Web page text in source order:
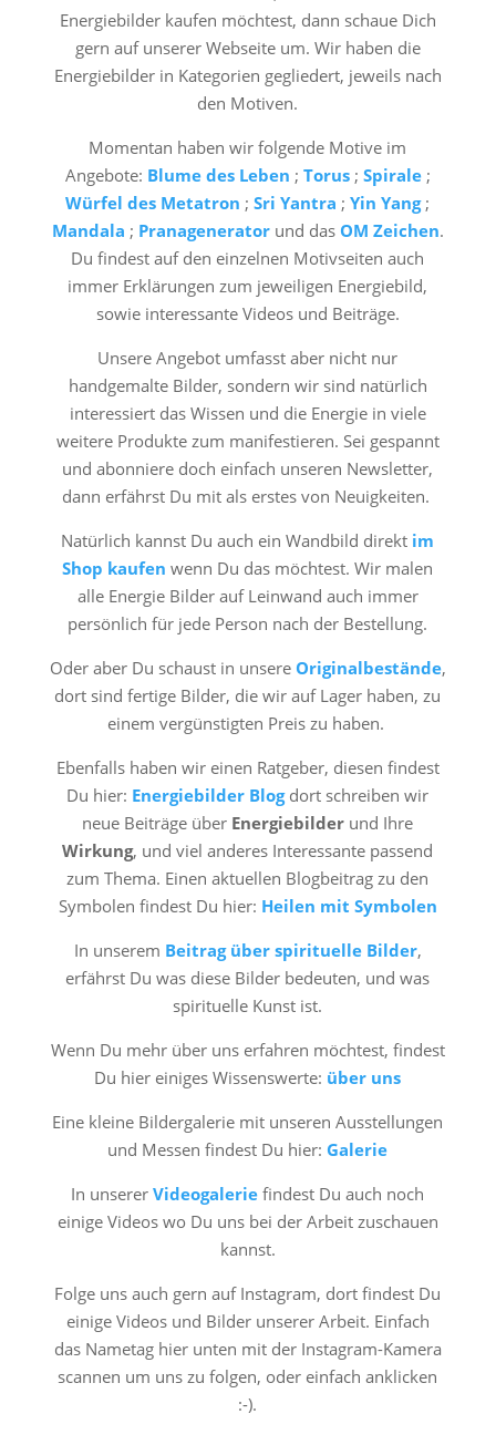
Energiebilder kaufen möchtest, dann schaue Dich
gern auf unserer Webseite um. Wir haben die
Energiebilder in Kategorien gegliedert, jeweils nach
den Motiven.
Momentan haben wir folgende Motive im
Angebote: Blume des Leben ; Torus ; Spirale ;
Würfel des Metatron ;Sri Yantra ;Yin Yang;
Mandala ; Pranagenerator und das OM Zeichen.
Du findest auf den einzelnen Motivseiten auch
immer Erklärungen zum jeweiligen Energiebild,
sowie interessante Videos und Beiträge.
Unsere Angebot umfasst aber nicht nur
handgemalte Bilder, sondern wir sind natürlich
interessiert das Wissen und die Energie in viele
weitere Produkte zum manifestieren. Sei gespannt
und abonniere doch einfach unseren Newsletter,
dann erfährst Du mit als erstes von Neuigkeiten.
Natürlich kannst Du auch ein Wandbild direkt im
Shop kaufen wenn Du das möchtest. Wir malen
alle Energie Bilder auf Leinwand auch immer
persönlich für jede Person nach der Bestellung.
Oder aber Du schaust in unsere Originalbestände,
dort sind fertige Bilder, die wir auf Lager haben, zu
einem vergünstigten Preis zu haben.
Ebenfalls haben wir einen Ratgeber, diesen findest
Du hier: Energiebilder Blogdort schreiben wir
neue Beiträge über Energiebilder und Ihre
Wirkung, und viel anderes Interessante passend
zum Thema. Einen aktuellen Blogbeitrag zu den
Symbolen findest Du hier: Heilen mit Symbolen
In unserem Beitrag über spirituelle Bilder,
erfährst Du was diese Bilder bedeuten, und was
spirituelle Kunst ist.
Wenn Du mehr über uns erfahren möchtest, findest
Du hier einiges Wissenswerte: über uns
Eine kleine Bildergalerie mit unseren Ausstellungen
und Messen findest Du hier: Galerie
In unsererVideogalerie findest Du auch noch
einige Videos wo Du uns bei der Arbeit zuschauen
kannst.
Folge uns auch gern auf Instagram, dort findest Du
einige Videos und Bilder unserer Arbeit. Einfach
das Nametag hier unten mit der Instagram-Kamera
scannen um uns zu folgen, oder einfach anklicken
:-).